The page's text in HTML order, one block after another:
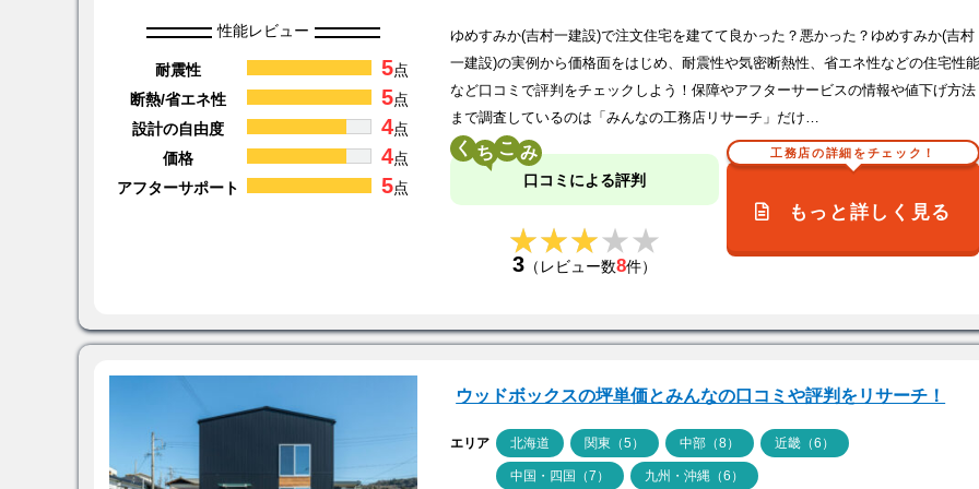
性能レビュー
耐震性 5点
断熱/省エネ性
5点
設計の自由度
4点
価格
4点
アフターサポート
5点
ゆめすみか(吉村一建設)で注文住宅を建てて良かった？悪かった？ゆめすみか(吉村
一建設)の実例から価格面をはじめ、耐震性や気密断熱性、省エネ性などの住宅性
など口コミで評判をチェックしよう！保障やアフターサービスの情報や値下げ方法
まで調査しているのは「みんなの工務店リサーチ」だけ…
く こ
口コミによる評判
★★★★★
★★★★★
3 （レビュー数8件）
工務店の詳細をチェック！
もっと詳しく見る
ウッドボックスの坪単価とみんなの口コミや評判をリサーチ！
エリア 北海道 関東（5） 中部（8） 近畿（6）
中国・四国（7） 九州・沖縄（6）